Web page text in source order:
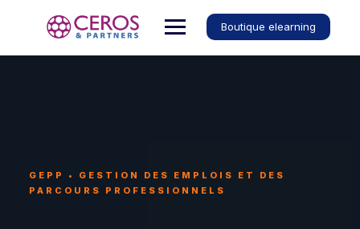
Boutique elearning
GEPP • GESTION DES EMPLOIS ET DES
PARCOURS PROFESSIONNELS